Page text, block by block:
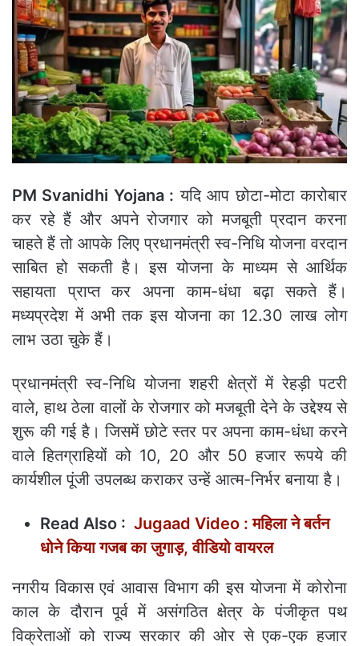
PM Svanidhi Yojana : यदि आप छोटा-मोटा कारोबार
कर रहे हैं और अपने रोजगार को मजबूती प्रदान करना
चाहते हैं तो आपके लिए प्रधानमंत्री स्व-निधि योजना वरदान
साबित हो सकती है। इस योजना के माध्यम से आर्थिक
सहायता प्राप्त कर अपना काम-धंधा बढ़ा सकते हैं।
मध्यप्रदेश में अभी तक इस योजना का 12.30 लाख लोग
लाभ उठा चुके हैं।
प्रधानमंत्री स्व-निधि योजना शहरी क्षेत्रों में रेहड़ी पटरी
वाले, हाथ ठेला वालों के रोजगार को मजबूती देने के उद्देश्य से
शुरू की गई है। जिसमें छोटे स्तर पर अपना काम-धंधा करने
वाले हितग्राहियों को 10, 20 और 50 हजार रूपये की
कार्यशील पूंजी उपलब्ध कराकर उन्हें आत्म-निर्भर बनाया है।
Read Also : Jugaad Video : महिला ने बर्तन
धोने किया गजब का जुगाड़, वीडियो वायरल
नगरीय विकास एवं आवास विभाग की इस योजना में कोरोना
काल के दौरान पूर्व में असंगठित क्षेत्र के पंजीकृत पथ
विक्रेताओं को राज्य सरकार की ओर से एक-एक हजार